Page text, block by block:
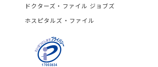
ドクターズ・ファイル ジョブズ
ホスピタルズ・ファイル